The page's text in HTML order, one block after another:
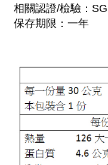
相關認證/檢驗：
保存期限：一年